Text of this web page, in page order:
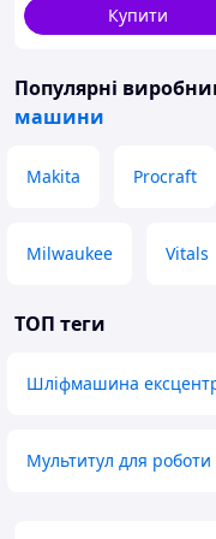
Купити
Популярні
машини
Makita Procraft
Milwaukee Vitals
ТОП теги
Шліфмашина
Мультитул для роботи